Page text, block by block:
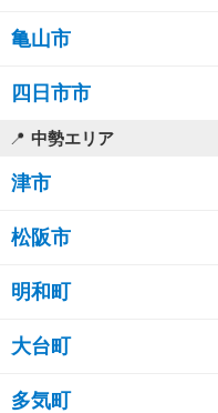
亀山市
四日市市
中勢エリア
津市
松阪市
明和町
大台町
多気町